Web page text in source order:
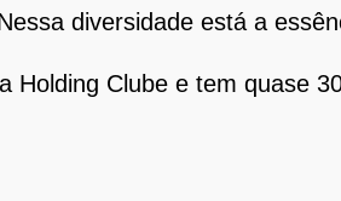
diversidade está a
Holding Clube e tem quase